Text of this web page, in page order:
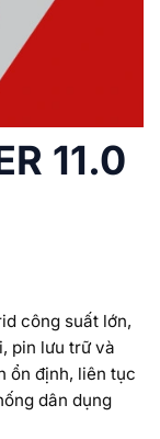
11.0
công suất lớn,
pin lưu trữ và
ổn định, liên tục
dân dụng